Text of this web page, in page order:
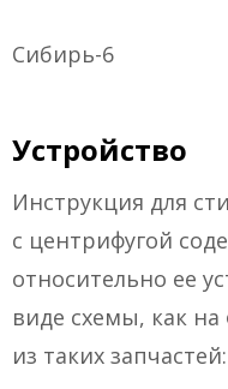
Сибирь-6
Устройство
Инструкция для
с центрифугой
относительно ее
виде схемы, как на
из таких запчастей: